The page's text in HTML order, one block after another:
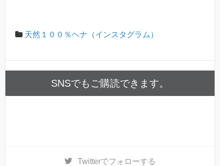
天然１００％ヘナ（インスタグラム）
SNSでもご購読できます。
Twitterでフォローする